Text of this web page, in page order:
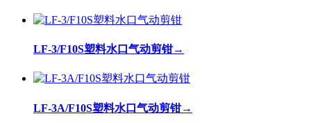
LF-3/F10S塑料水口气动剪钳→
LF-3A/F10S塑料水口气动剪钳→